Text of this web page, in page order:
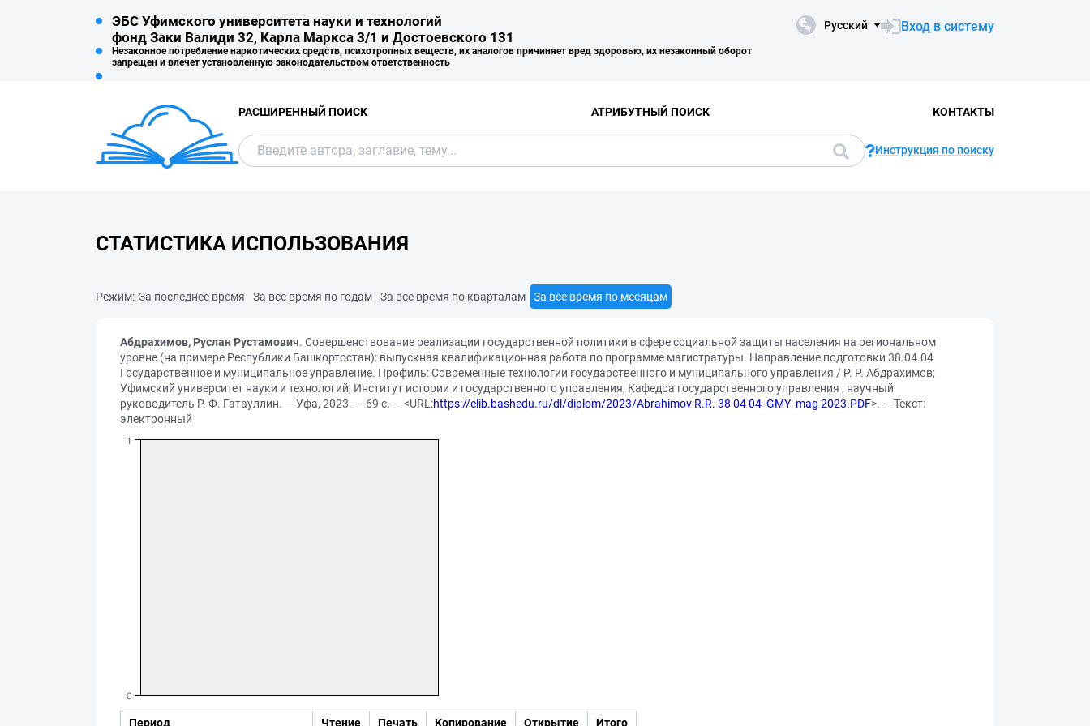
ЭБС Уфимского университета науки и технологий
фонд Заки Валиди 32, Карла Маркса 3/1 и Достоевского 131
Незаконное потребление наркотических средств, психотропных веществ, их аналогов причиняет вред здоровью, их незаконный оборот
запрещен и влечет установленную законодательством ответственность
Русский Вход в систему
РАСШИРЕННЫЙ ПОИСК АТРИБУТНЫЙ ПОИСК КОНТАКТЫ
Инструкция по поиску
СТАТИСТИКА ИСПОЛЬЗОВАНИЯ
Режим: За последнее время За все время по годам За все время по кварталам За все время по месяцам
Абдрахимов, Руслан Рустамович. Совершенствование реализации государственной политики в сфере социальной защиты населения на региональном
уровне (на примере Республики Башкортостан): выпускная квалификационная работа по программе магистратуры. Направление подготовки 38.04.04
Государственное и муниципальное управление. Профиль: Современные технологии государственного и муниципального управления / Р. Р. Абдрахимов;
Уфимский университет науки и технологий, Институт истории и государственного управления, Кафедра государственного управления ; научный
руководитель Р. Ф. Гатауллин. — Уфа, 2023. — 69 с. — <URL:https://elib.bashedu.ru/dl/diplom/2023/Abrahimov R.R. 38 04 04_GMY_mag 2023.PDF>. — Текст:
электронный
Период Чтение Печать Копирование Открытие Итого